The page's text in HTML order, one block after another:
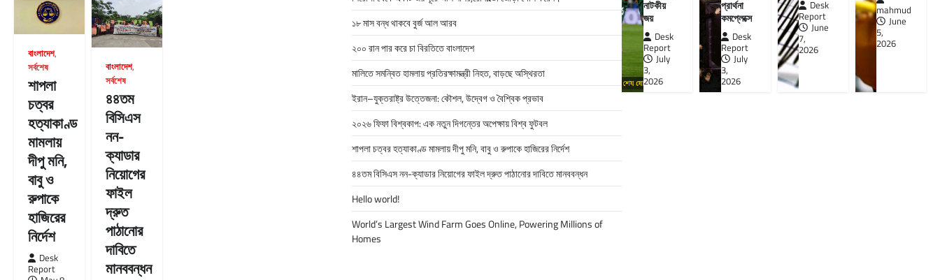
বাংলাদেশ,
সর্বশেষ
শাপলা
চত্বর
হত্যাকাণ্ড
মামলায়
দীপু মনি,
বাবু ও
রুপাকে
হাজিরের
নির্দেশ
Desk
Report
বাংলাদেশ,
সর্বশেষ
৪৪তম
বিসিএস
নন-
ক্যাডার
নিয়োগের
ফাইল
দ্রুত
পাঠানোর
দাবিতে
মানববন্ধন
১৮ মাস বন্ধ থাকবে বুর্জ আল আরব
২০০ রান পার করে চা বিরতিতে বাংলাদেশ
মালিতে সমন্বিত হামলায় প্রতিরক্ষামন্ত্রী নিহত, বাড়ছে অস্থিরতা
ইরান–যুক্তরাষ্ট্র উত্তেজনা: কৌশল, উদ্বেগ ও বৈশ্বিক প্রভাব
২০২৬ ফিফা বিশ্বকাপ: এক নতুন দিগন্তের অপেক্ষায় বিশ্ব ফুটবল
শাপলা চত্বর হত্যাকাণ্ড মামলায় দীপু মনি, বাবু ও রুপাকে হাজিরের নির্দেশ
৪৪তম বিসিএস নন-ক্যাডার নিয়োগের ফাইল দ্রুত পাঠানোর দাবিতে মানববন্ধন
Hello world!
World’s Largest Wind Farm Goes Online, Powering Millions of
Homes
নাটকীয়
জয়
Desk
Report
July
3,
2026
প্রার্থনা
কমপ্লেক্সে
Desk
Report
July
3,
2026
Desk
Report
June
7,
2026
mahmud
June
5,
2026